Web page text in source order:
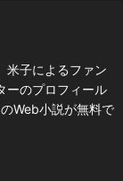
子によるファン
ーのプロフィール
Web小説が無料で